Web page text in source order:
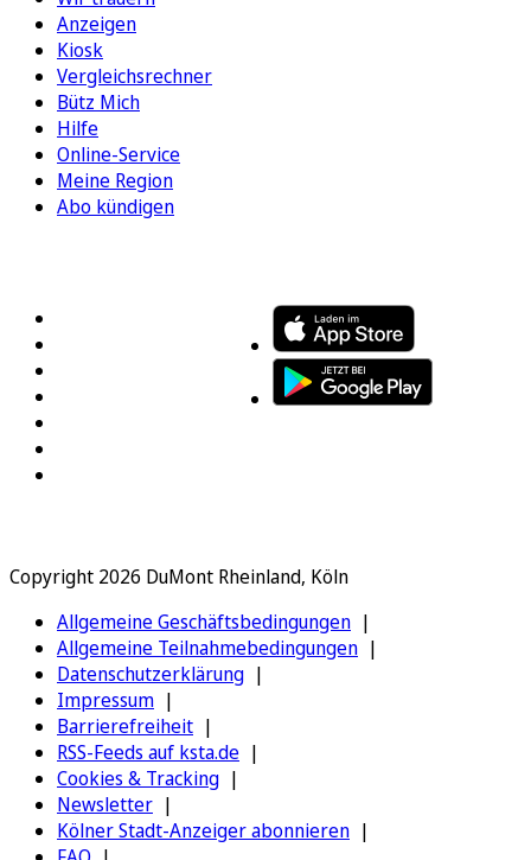
Anzeigen
Kiosk
Vergleichsrechner
Bütz Mich
Hilfe
Online-Service
Meine Region
Abo kündigen
Copyright 2026 DuMont Rheinland, Köln
Allgemeine Geschäftsbedingungen
Allgemeine Teilnahmebedingungen
Datenschutzerklärung
Impressum
Barrierefreiheit
RSS-Feeds auf ksta.de
Cookies & Tracking
Newsletter
Kölner Stadt-Anzeiger abonnieren